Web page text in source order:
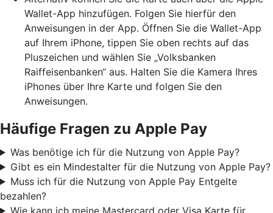
Wallet-App hinzufügen. Folgen Sie hierfür den
Anweisungen in der App. Öffnen Sie die Wallet-App
auf Ihrem iPhone, tippen Sie oben rechts auf das
Pluszeichen und wählen Sie „Volksbanken
Raiffeisenbanken“ aus. Halten Sie die Kamera Ihres
iPhones über Ihre Karte und folgen Sie den
Anweisungen.
Häufige Fragen zu Apple Pay
Was benötige ich für die Nutzung von Apple Pay?
Gibt es ein Mindestalter für die Nutzung von Apple Pay?
Muss ich für die Nutzung von Apple Pay Entgelte
bezahlen?
Wie kann ich meine Mastercard oder Visa Karte für